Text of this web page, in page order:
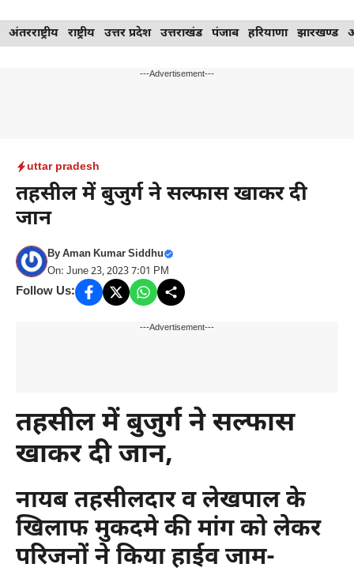
Skip
to
अंतरराष्ट्रीय राष्ट्रीय उत्तर प्रदेश उत्तराखंड पंजाब हरियाणा झारखण्ड
---Advertisement---
uttar pradesh
तहसील में बुजुर्ग ने सल्फास खाकर दी
जान
ByAman Kumar Siddhu
On: June 23, 2023 7:01 PM
Follow Us:
---Advertisement---
तहसील में बुजुर्ग ने सल्फास
खाकर दी जान,
नायब तहसीलदार व लेखपाल के
खिलाफ मुकदमे की मांग को लेकर
परिजनों ने किया हाईव जाम-